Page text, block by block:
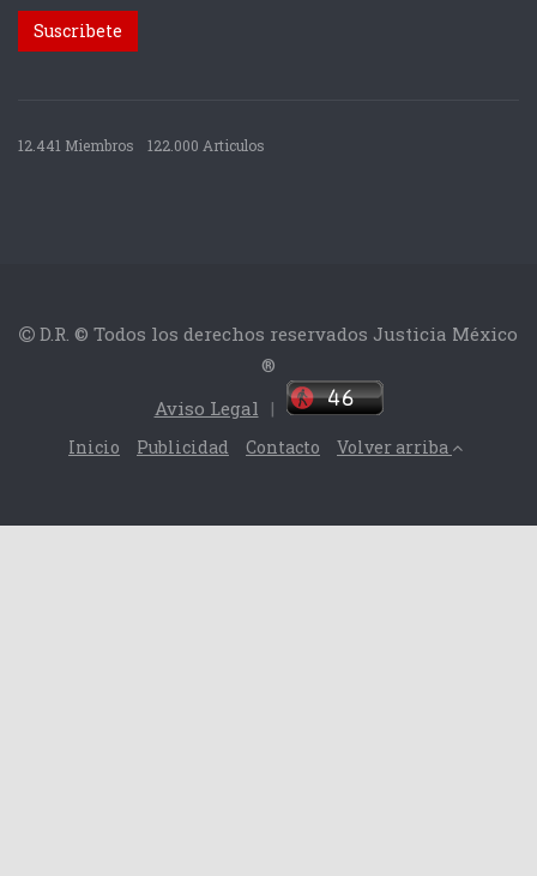
12.441 Miembros 122.000 Articulos
D.R. © Todos los derechos reservados Justicia México
®
Aviso Legal |
Inicio Publicidad Contacto Volver arriba